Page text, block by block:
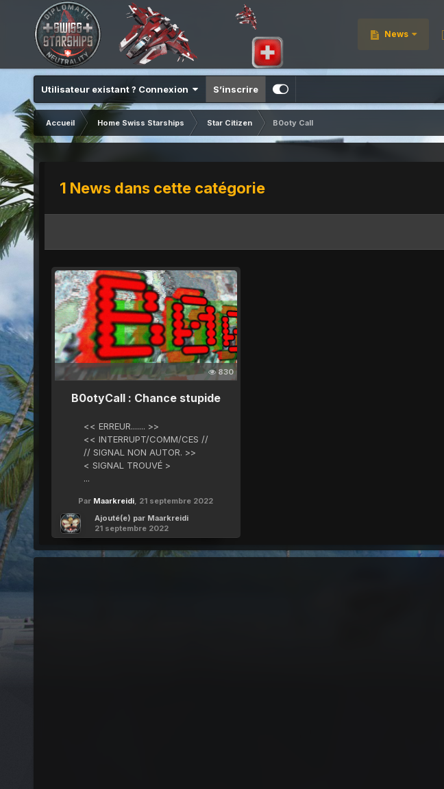
News
Utilisateur existant ? Connexion S’inscrire
Accueil Home Swiss Starships Star Citizen B0oty Call
1 News dans cette catégorie
830
B0otyCall : Chance stupide
<< ERREUR....... >>
<< INTERRUPT/COMM/CES //
// SIGNAL NON AUTOR. >>
< SIGNAL TROUVÉ >
...
Par Maarkreidi, 21 septembre 2022
Ajouté(e) par Maarkreidi
21 septembre 2022